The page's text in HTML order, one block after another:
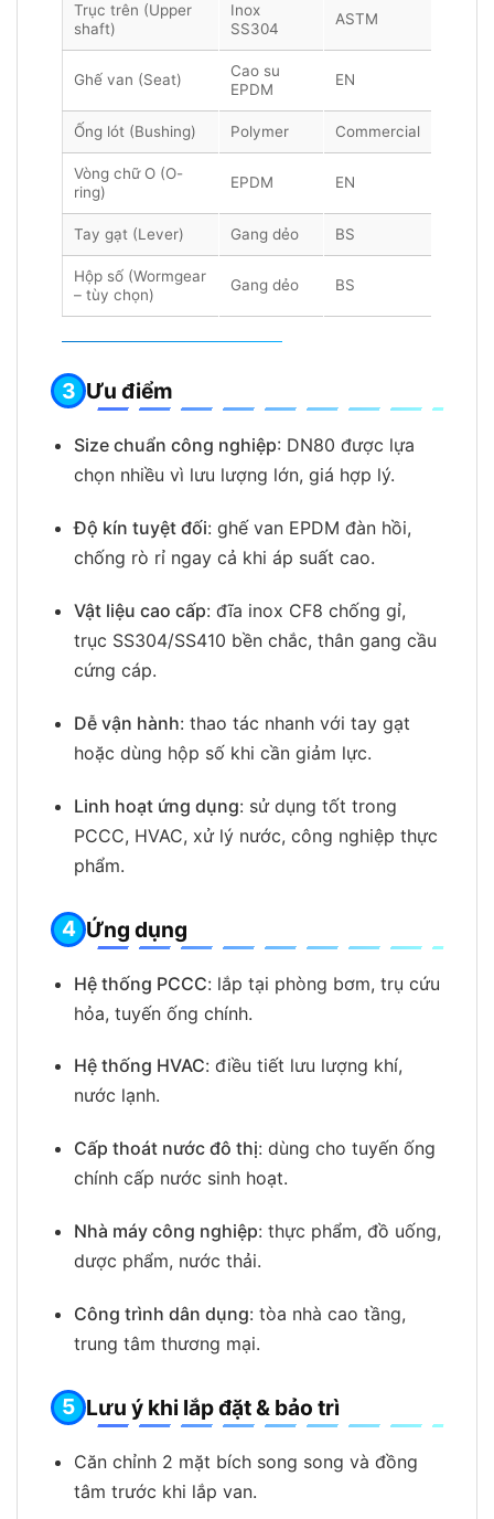
Trục trên (Upper
shaft)
Inox
SS304
ASTM
Ghế van (Seat)
Cao su
EPDM
EN
Ống lót (Bushing) Polymer Commercial
Vòng chữ O (O-
ring)
EPDM EN
Tay gạt (Lever) Gang dẻo BS
Hộp số (Wormgear
– tùy chọn)
Gang dẻo BS
Ưu điểm
Size chuẩn công nghiệp: DN80 được lựa
chọn nhiều vì lưu lượng lớn, giá hợp lý.
Độ kín tuyệt đối: ghế van EPDM đàn hồi,
chống rò rỉ ngay cả khi áp suất cao.
Vật liệu cao cấp: đĩa inox CF8 chống gỉ,
trục SS304/SS410 bền chắc, thân gang cầu
cứng cáp.
Dễ vận hành: thao tác nhanh với tay gạt
hoặc dùng hộp số khi cần giảm lực.
Linh hoạt ứng dụng: sử dụng tốt trong
PCCC, HVAC, xử lý nước, công nghiệp thực
phẩm.
Ứng dụng
Hệ thống PCCC: lắp tại phòng bơm, trụ cứu
hỏa, tuyến ống chính.
Hệ thống HVAC: điều tiết lưu lượng khí,
nước lạnh.
Cấp thoát nước đô thị: dùng cho tuyến ống
chính cấp nước sinh hoạt.
Nhà máy công nghiệp: thực phẩm, đồ uống,
dược phẩm, nước thải.
Công trình dân dụng: tòa nhà cao tầng,
trung tâm thương mại.
Lưu ý khi lắp đặt & bảo trì
Căn chỉnh 2 mặt bích song song và đồng
tâm trước khi lắp van.